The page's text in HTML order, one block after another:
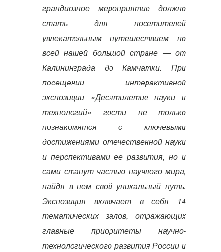
грандиозное мероприятие должно
стать для посетителей
увлекательным путешествием по
всей нашей большой стране — от
Калининграда до Камчатки. При
посещении интерактивной
экспозиции «Десятилетие науки и
технологий» гости не только
познакомятся с ключевыми
достижениями отечественной науки
и перспективами ее развития, но и
сами станут частью научного мира,
найдя в нем свой уникальный путь.
Экспозиция включает в себя 14
тематических залов, отражающих
главные приоритеты научно-
технологического развития России и